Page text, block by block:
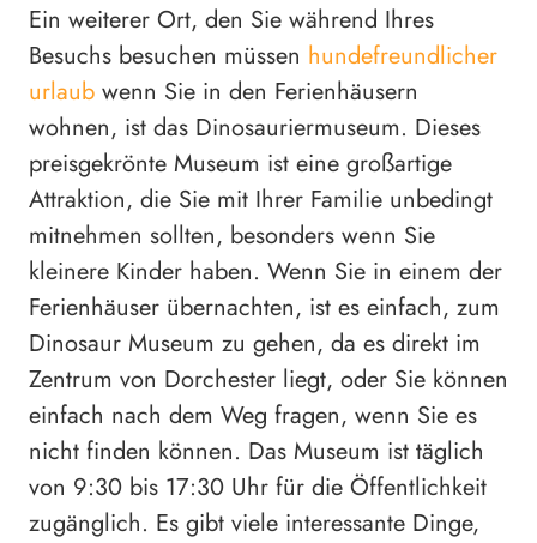
Ein weiterer Ort, den Sie während Ihres
Besuchs besuchen müssen hundefreundlicher
urlaub wenn Sie in den Ferienhäusern
wohnen, ist das Dinosauriermuseum. Dieses
preisgekrönte Museum ist eine großartige
Attraktion, die Sie mit Ihrer Familie unbedingt
mitnehmen sollten, besonders wenn Sie
kleinere Kinder haben. Wenn Sie in einem der
Ferienhäuser übernachten, ist es einfach, zum
Dinosaur Museum zu gehen, da es direkt im
Zentrum von Dorchester liegt, oder Sie können
einfach nach dem Weg fragen, wenn Sie es
nicht finden können. Das Museum ist täglich
von 9:30 bis 17:30 Uhr für die Öffentlichkeit
zugänglich. Es gibt viele interessante Dinge,